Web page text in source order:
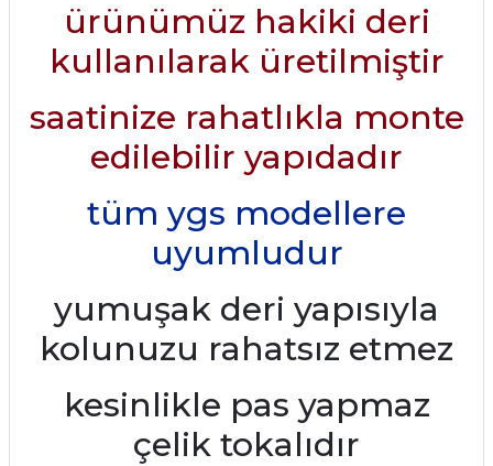
ürünümüz hakiki deri
kullanılarak üretilmiştir
saatinize rahatlıkla monte
edilebilir yapıdadır
tüm ygs modellere
uyumludur
yumuşak deri yapısıyla
kolunuzu rahatsız etmez
kesinlikle pas yapmaz
çelik tokalıdır